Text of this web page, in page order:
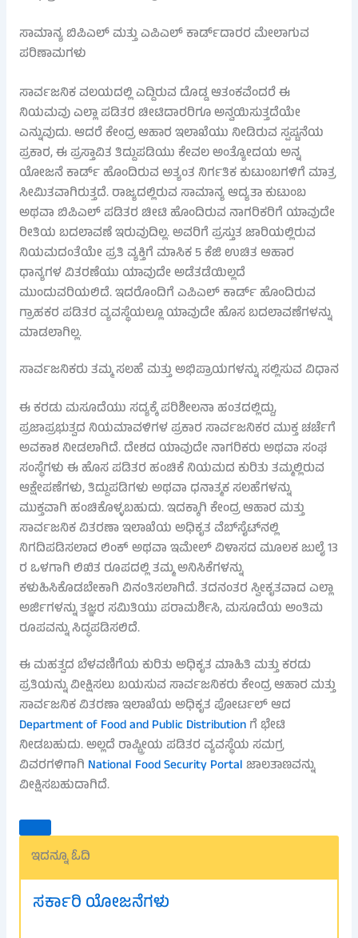
ಸಾಮಾನ್ಯ ಬಿಪಿಎಲ್ ಮತ್ತು ಎಪಿಎಲ್ ಕಾರ್ಡ್‌ದಾರರ ಮೇಲಾಗುವ
ಪರಿಣಾಮಗಳು
ಸಾರ್ವಜನಿಕ ವಲಯದಲ್ಲಿ ಎದ್ದಿರುವ ದೊಡ್ಡ ಆತಂಕವೆಂದರೆ ಈ
ನಿಯಮವು ಎಲ್ಲಾ ಪಡಿತರ ಚೀಟಿದಾರರಿಗೂ ಅನ್ವಯಿಸುತ್ತದೆಯೇ
ಎನ್ನುವುದು. ಆದರೆ ಕೇಂದ್ರ ಆಹಾರ ಇಲಾಖೆಯು ನೀಡಿರುವ ಸ್ಪಷ್ಟನೆಯ
ಪ್ರಕಾರ, ಈ ಪ್ರಸ್ತಾವಿತ ತಿದ್ದುಪಡಿಯು ಕೇವಲ ಅಂತ್ಯೋದಯ ಅನ್ನ
ಯೋಜನೆ ಕಾರ್ಡ್ ಹೊಂದಿರುವ ಅತ್ಯಂತ ನಿರ್ಗತಿಕ ಕುಟುಂಬಗಳಿಗೆ ಮಾತ್ರ
ಸೀಮಿತವಾಗಿರುತ್ತದೆ. ರಾಜ್ಯದಲ್ಲಿರುವ ಸಾಮಾನ್ಯ ಆದ್ಯತಾ ಕುಟುಂಬ
ಅಥವಾ ಬಿಪಿಎಲ್ ಪಡಿತರ ಚೀಟಿ ಹೊಂದಿರುವ ನಾಗರಿಕರಿಗೆ ಯಾವುದೇ
ರೀತಿಯ ಬದಲಾವಣೆ ಇರುವುದಿಲ್ಲ. ಅವರಿಗೆ ಪ್ರಸ್ತುತ ಜಾರಿಯಲ್ಲಿರುವ
ನಿಯಮದಂತೆಯೇ ಪ್ರತಿ ವ್ಯಕ್ತಿಗೆ ಮಾಸಿಕ 5 ಕೆಜಿ ಉಚಿತ ಆಹಾರ
ಧಾನ್ಯಗಳ ವಿತರಣೆಯು ಯಾವುದೇ ಅಡೆತಡೆಯಿಲ್ಲದೆ
ಮುಂದುವರಿಯಲಿದೆ. ಇದರೊಂದಿಗೆ ಎಪಿಎಲ್ ಕಾರ್ಡ್ ಹೊಂದಿರುವ
ಗ್ರಾಹಕರ ಪಡಿತರ ವ್ಯವಸ್ಥೆಯಲ್ಲೂ ಯಾವುದೇ ಹೊಸ ಬದಲಾವಣೆಗಳನ್ನು
ಮಾಡಲಾಗಿಲ್ಲ.
ಸಾರ್ವಜನಿಕರು ತಮ್ಮ ಸಲಹೆ ಮತ್ತು ಅಭಿಪ್ರಾಯಗಳನ್ನು ಸಲ್ಲಿಸುವ ವಿಧಾನ
ಈ ಕರಡು ಮಸೂದೆಯು ಸದ್ಯಕ್ಕೆ ಪರಿಶೀಲನಾ ಹಂತದಲ್ಲಿದ್ದು,
ಪ್ರಜಾಪ್ರಭುತ್ವದ ನಿಯಮಾವಳಿಗಳ ಪ್ರಕಾರ ಸಾರ್ವಜನಿಕರ ಮುಕ್ತ ಚರ್ಚೆಗೆ
ಅವಕಾಶ ನೀಡಲಾಗಿದೆ. ದೇಶದ ಯಾವುದೇ ನಾಗರಿಕರು ಅಥವಾ ಸಂಘ
ಸಂಸ್ಥೆಗಳು ಈ ಹೊಸ ಪಡಿತರ ಹಂಚಿಕೆ ನಿಯಮದ ಕುರಿತು ತಮ್ಮಲ್ಲಿರುವ
ಆಕ್ಷೇಪಣೆಗಳು, ತಿದ್ದುಪಡಿಗಳು ಅಥವಾ ಧನಾತ್ಮಕ ಸಲಹೆಗಳನ್ನು
ಮುಕ್ತವಾಗಿ ಹಂಚಿಕೊಳ್ಳಬಹುದು. ಇದಕ್ಕಾಗಿ ಕೇಂದ್ರ ಆಹಾರ ಮತ್ತು
ಸಾರ್ವಜನಿಕ ವಿತರಣಾ ಇಲಾಖೆಯ ಅಧಿಕೃತ ವೆಬ್‌ಸೈಟ್‌ನಲ್ಲಿ
ನಿಗದಿಪಡಿಸಲಾದ ಲಿಂಕ್ ಅಥವಾ ಇಮೇಲ್ ವಿಳಾಸದ ಮೂಲಕ ಜುಲೈ 13
ರ ಒಳಗಾಗಿ ಲಿಖಿತ ರೂಪದಲ್ಲಿ ತಮ್ಮ ಅನಿಸಿಕೆಗಳನ್ನು
ಕಳುಹಿಸಿಕೊಡಬೇಕಾಗಿ ವಿನಂತಿಸಲಾಗಿದೆ. ತದನಂತರ ಸ್ವೀಕೃತವಾದ ಎಲ್ಲಾ
ಅರ್ಜಿಗಳನ್ನು ತಜ್ಞರ ಸಮಿತಿಯು ಪರಾಮರ್ಶಿಸಿ, ಮಸೂದೆಯ ಅಂತಿಮ
ರೂಪವನ್ನು ಸಿದ್ಧಪಡಿಸಲಿದೆ.
ಈ ಮಹತ್ವದ ಬೆಳವಣಿಗೆಯ ಕುರಿತು ಅಧಿಕೃತ ಮಾಹಿತಿ ಮತ್ತು ಕರಡು
ಪ್ರತಿಯನ್ನು ವೀಕ್ಷಿಸಲು ಬಯಸುವ ಸಾರ್ವಜನಿಕರು ಕೇಂದ್ರ ಆಹಾರ ಮತ್ತು
ಸಾರ್ವಜನಿಕ ವಿತರಣಾ ಇಲಾಖೆಯ ಅಧಿಕೃತ ಪೋರ್ಟಲ್ ಆದ
Department of Food and Public Distributionಗೆ ಭೇಟಿ
ನೀಡಬಹುದು. ಅಲ್ಲದೆ ರಾಷ್ಟ್ರೀಯ ಪಡಿತರ ವ್ಯವಸ್ಥೆಯ ಸಮಗ್ರ
ವಿವರಗಳಿಗಾಗಿ National Food Security Portalಜಾಲತಾಣವನ್ನು
ವೀಕ್ಷಿಸಬಹುದಾಗಿದೆ.
ಇದನ್ನೂ ಓದಿ
ಸರ್ಕಾರಿ ಯೋಜನೆಗಳು